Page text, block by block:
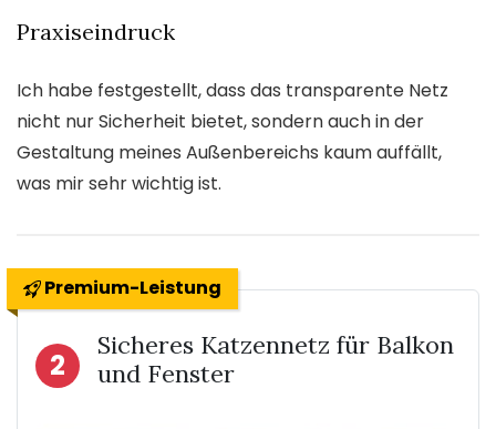
Praxiseindruck
Ich habe festgestellt, dass das transparente Netz
nicht nur Sicherheit bietet, sondern auch in der
Gestaltung meines Außenbereichs kaum auffällt,
was mir sehr wichtig ist.
Premium-Leistung
2
Sicheres Katzennetz für Balkon
und Fenster